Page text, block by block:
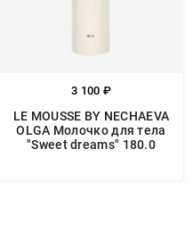
3 100 ₽
LE MOUSSE BY NECHAEVA
OLGA Молочко для тела
"Sweet dreams" 180.0